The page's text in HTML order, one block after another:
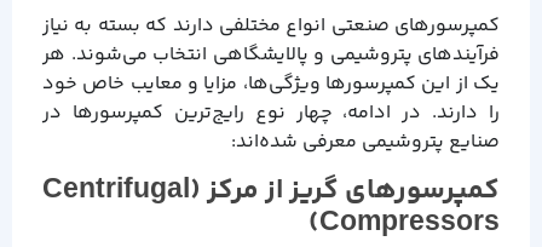
کمپرسورهای صنعتی انواع مختلفی دارند که بسته به نیاز
فرآیندهای پتروشیمی و پالایشگاهی انتخاب می‌شوند. هر
یک از این کمپرسورها ویژگی‌ها، مزایا و معایب خاص خود
را دارند. در ادامه، چهار نوع رایج‌ترین کمپرسورها در
صنایع پتروشیمی معرفی شده‌اند:
کمپرسورهای گریز از مرکز (Centrifugal
Compressors)